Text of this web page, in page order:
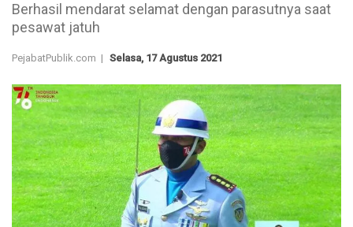
Berhasil mendarat selamat dengan parasutnya saat
pesawat jatuh
PejabatPublik.com | Selasa, 17 Agustus 2021